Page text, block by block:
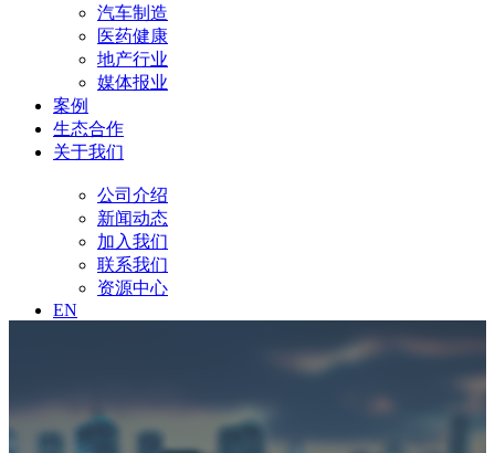
汽车制造
医药健康
地产行业
媒体报业
案例
生态合作
关于我们
公司介绍
新闻动态
加入我们
联系我们
资源中心
EN